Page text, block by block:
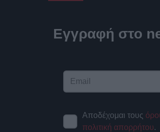
Εγγραφή στο
Αποδέχομαι τους
πολιτική απορρήτου.